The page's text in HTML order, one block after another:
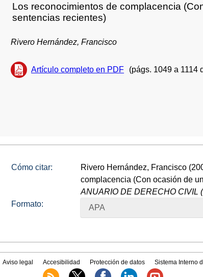
Los reconocimientos de complacencia
sentencias recientes)
Rivero Hernández, Francisco
Artículo completo en PDF (págs. 1049 a 1114
Cómo citar:
Rivero Hernández, Francisco
complacencia (Con ocasión de
ANUARIO DE DERECHO CIVIL
Formato:
APA
Aviso legal Accesibilidad Protección de datos Sistema Interno